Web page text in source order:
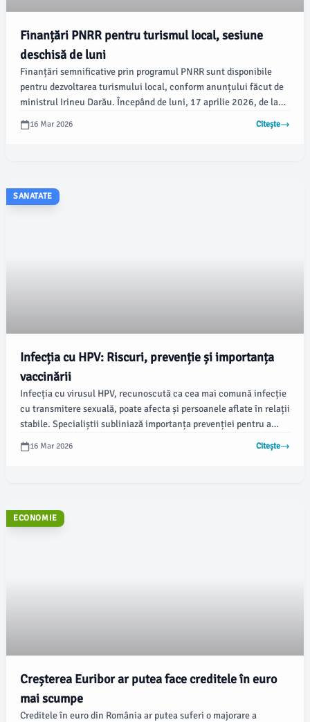
Finanțări PNRR pentru turismul local, sesiune
deschisă de luni
Finanțări semnificative prin programul PNRR sunt disponibile
pentru dezvoltarea turismului local, conform anunțului făcut de
ministrul Irineu Darău. Începând de luni, 17 aprilie 2026, de la
ora 14.00, autoritățile locale și partenerii din turism pot depune
proiecte pentru finanțare, având la dispoziție un buget total de 10
16 Mar 2026 Citește
SANATATE
Infecția cu HPV: Riscuri, prevenție și importanța
vaccinării
Infecția cu virusul HPV, recunoscută ca cea mai comună infecție
cu transmitere sexuală, poate afecta și persoanele aflate în relații
stabile. Specialiștii subliniază importanța prevenției pentru a
reduce riscurile asociate, inclusiv dezvoltarea a șase tipuri de
cancer.
16 Mar 2026 Citește
ECONOMIE
Creșterea Euribor ar putea face creditele în euro
mai scumpe
Creditele în euro din România ar putea suferi o majorare a